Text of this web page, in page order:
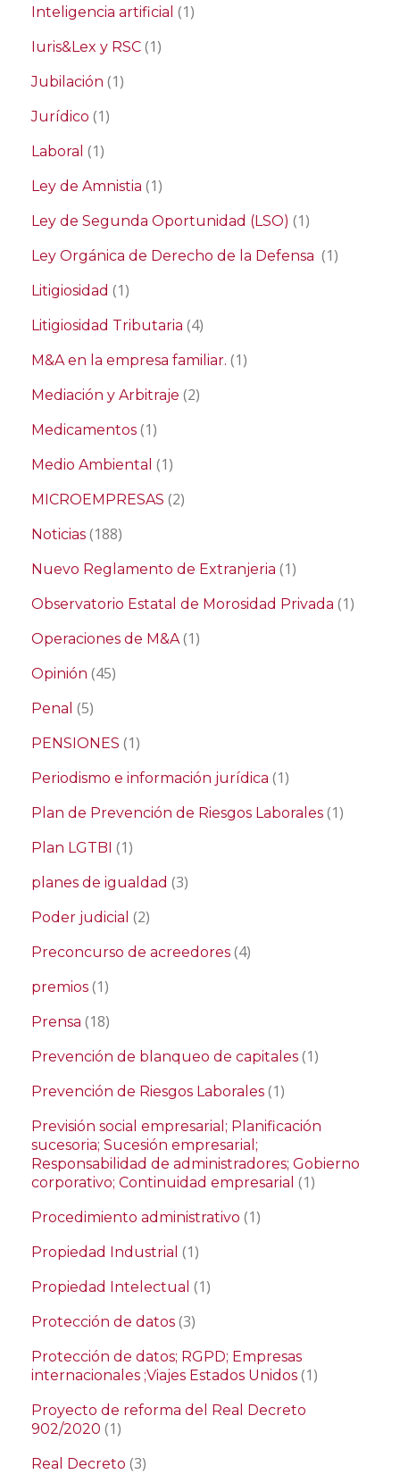
Inteligencia artificial (1)
Iuris&Lex y RSC (1)
Jubilación (1)
Jurídico (1)
Laboral (1)
Ley de Amnistia (1)
Ley de Segunda Oportunidad (LSO) (1)
Ley Orgánica de Derecho de la Defensa (1)
Litigiosidad (1)
Litigiosidad Tributaria (4)
M&A en la empresa familiar. (1)
Mediación y Arbitraje (2)
Medicamentos (1)
Medio Ambiental (1)
MICROEMPRESAS (2)
Noticias (188)
Nuevo Reglamento de Extranjeria (1)
Observatorio Estatal de Morosidad Privada (1)
Operaciones de M&A(1)
Opinión (45)
Penal (5)
PENSIONES (1)
Periodismo e información jurídica (1)
Plan de Prevención de Riesgos Laborales (1)
Plan LGTBI (1)
planes de igualdad (3)
Poder judicial (2)
Preconcurso de acreedores (4)
premios (1)
Prensa (18)
Prevención de blanqueo de capitales (1)
Prevención de Riesgos Laborales (1)
Previsión social empresarial; Planificación
sucesoria; Sucesión empresarial;
Responsabilidad de administradores; Gobierno
corporativo; Continuidad empresarial (1)
Procedimiento administrativo (1)
Propiedad Industrial (1)
Propiedad Intelectual (1)
Protección de datos (3)
Protección de datos; RGPD; Empresas
internacionales ;Viajes Estados Unidos (1)
Proyecto de reforma del Real Decreto
902/2020 (1)
Real Decreto (3)